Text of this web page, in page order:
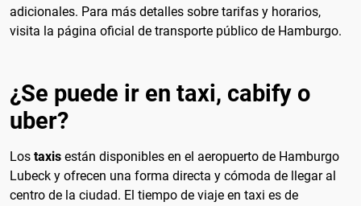
adicionales. Para más detalles sobre tarifas y horarios,
visita la página oficial de transporte público de Hamburgo.
¿Se puede ir en taxi, cabify o
uber?
Los taxis están disponibles en el aeropuerto de Hamburgo
Lubeck y ofrecen una forma directa y cómoda de llegar al
centro de la ciudad. El tiempo de viaje en taxi es de